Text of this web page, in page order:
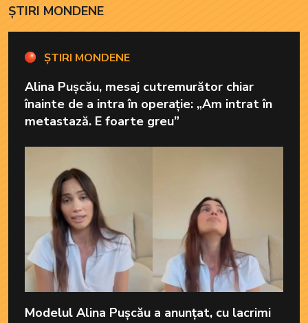
ȘTIRI MONDENE
ȘTIRI MONDENE
Alina Pușcău, mesaj cutremurător chiar
înainte de a intra în operație: „Am intrat în
metastază. E foarte greu”
Modelul Alina Pușcău a anunțat, cu lacrimi